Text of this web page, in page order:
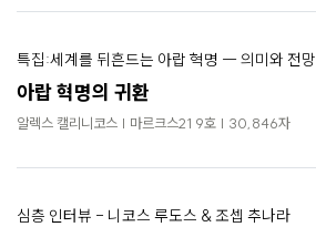
특집:세계를 뒤흔드는 아랍 혁명 ― 의미와 전망
아랍 혁명의 귀환
알렉스 캘리니코스 | 마르크스21 9호 | 30,846자
심층 인터뷰 - 니코스 루도스 & 조셉 추나라